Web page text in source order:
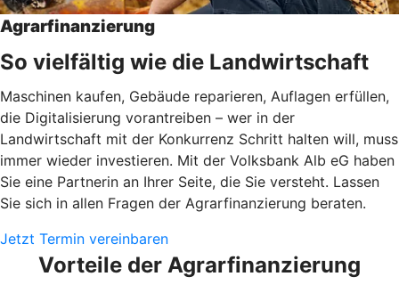
Agrarfinanzierung
So vielfältig wie die Landwirtschaft
Maschinen kaufen, Gebäude reparieren, Auflagen erfüllen,
die Digitalisierung vorantreiben – wer in der
Landwirtschaft mit der Konkurrenz Schritt halten will, muss
immer wieder investieren. Mit der Volksbank Alb eG haben
Sie eine Partnerin an Ihrer Seite, die Sie versteht. Lassen
Sie sich in allen Fragen der Agrarfinanzierung beraten.
Jetzt Termin vereinbaren
Vorteile der Agrarfinanzierung